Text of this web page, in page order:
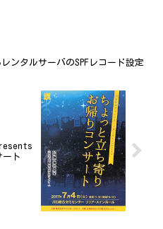
レンタルサーバのSPFレコード設定
ト